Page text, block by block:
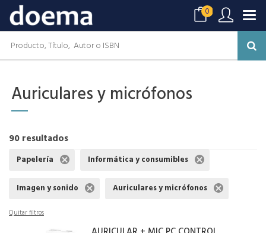
0
Auriculares y micrófonos
90 resultados
Papelería Informática y consumibles
Imagen y sonido Auriculares y micrófonos
Quitar filtros